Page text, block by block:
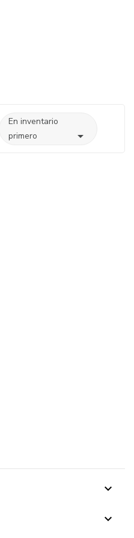
En inventario
primero

keyboard_arrow_down
keyboard_arrow_down